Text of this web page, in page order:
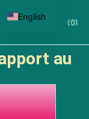
0
au
English